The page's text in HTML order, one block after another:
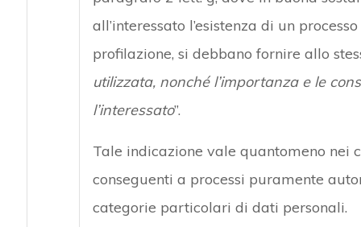
all’interessato l’esistenza di un
profilazione, si debbano fornire allo
utilizzata, nonché l’importanza e le
l’interessato”.
Tale indicazione vale quantomeno
conseguenti a processi puramente
categorie particolari di dati personali.